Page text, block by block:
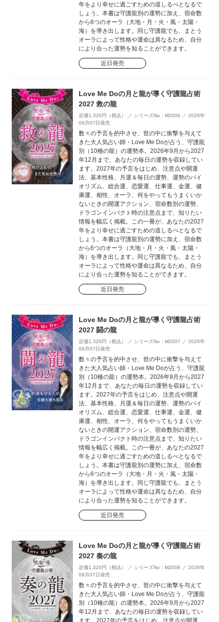
年をより幸せに過ごすための道しるべとなるで
しょう。本書は守護龍別の運勢に加え、宿命数
から6つのオーラ（大地・月・火・風・太陽・
海）を導き出します。同じ守護龍でも、まとう
オーラによって性格や運命は異なるため、自分
により合った運勢を知ることができます。
近日発売
Love Me Doの月と龍が導く守護龍占術
2027 救の龍
定価1,320円（税込） ／ シリーズNo：M2006 ／ 2026年
09月07日発売
数々の予言を的中させ、世の中に衝撃を与えて
きた大人気占い師・Love Me Doが占う、守護龍
別（10種の龍）の運勢本。2026年9月から2027
年12月まで、あなたの毎日の運勢を収録してい
ます。2027年の予言をはじめ、注意点や開運
法、基本性格、月運＆毎日の運勢、運勢のバイ
オリズム、総合運、恋愛運、仕事運、金運、健
康運、相性、オーラ、何をやってもうまくいか
ないときの開運アクション、宿命数別の運勢、
ドラゴンインパクト時の注意点まで、知りたい
情報を幅広く掲載。この一冊が、あなたの2027
年をより幸せに過ごすための道しるべとなるで
しょう。本書は守護龍別の運勢に加え、宿命数
から6つのオーラ（大地・月・火・風・太陽・
海）を導き出します。同じ守護龍でも、まとう
オーラによって性格や運命は異なるため、自分
により合った運勢を知ることができます。
近日発売
Love Me Doの月と龍が導く守護龍占術
2027 闘の龍
定価1,320円（税込） ／ シリーズNo：M2007 ／ 2026年
09月07日発売
数々の予言を的中させ、世の中に衝撃を与えて
きた大人気占い師・Love Me Doが占う、守護龍
別（10種の龍）の運勢本。2026年9月から2027
年12月まで、あなたの毎日の運勢を収録してい
ます。2027年の予言をはじめ、注意点や開運
法、基本性格、月運＆毎日の運勢、運勢のバイ
オリズム、総合運、恋愛運、仕事運、金運、健
康運、相性、オーラ、何をやってもうまくいか
ないときの開運アクション、宿命数別の運勢、
ドラゴンインパクト時の注意点まで、知りたい
情報を幅広く掲載。この一冊が、あなたの2027
年をより幸せに過ごすための道しるべとなるで
しょう。本書は守護龍別の運勢に加え、宿命数
から6つのオーラ（大地・月・火・風・太陽・
海）を導き出します。同じ守護龍でも、まとう
オーラによって性格や運命は異なるため、自分
により合った運勢を知ることができます。
近日発売
Love Me Doの月と龍が導く守護龍占術
2027 奏の龍
定価1,320円（税込） ／ シリーズNo：M2008 ／ 2026年
09月07日発売
数々の予言を的中させ、世の中に衝撃を与えて
きた大人気占い師・Love Me Doが占う、守護龍
別（10種の龍）の運勢本。2026年9月から2027
年12月まで、あなたの毎日の運勢を収録してい
ます。2027年の予言をはじめ、注意点や開運